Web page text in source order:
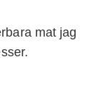
mat jag